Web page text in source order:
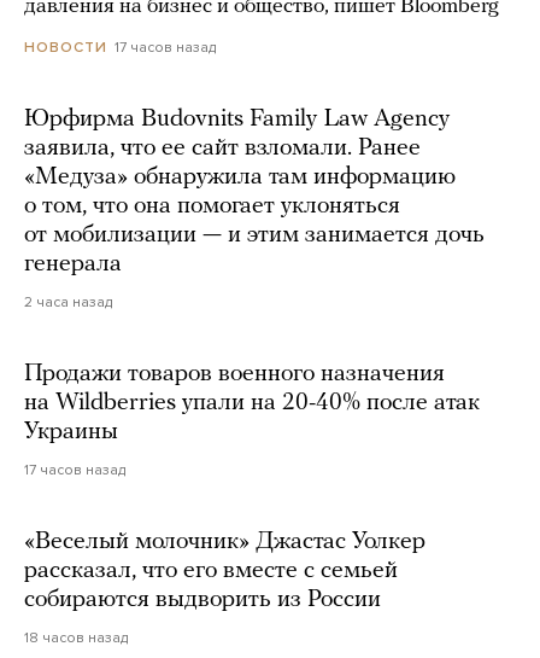
давления на бизнес и общество, пишет Bloomberg
НОВОСТИ 17 часов назад
Юрфирма Budovnits Family Law Agency
заявила, что ее сайт взломали. Ранее
«Медуза» обнаружила там информацию
о том, что она помогает уклоняться
от мобилизации — и этим занимается дочь
генерала
2 часа назад
Продажи товаров военного назначения
на Wildberries упали на 20-40% после атак
Украины
17 часов назад
«Веселый молочник» Джастас Уолкер
рассказал, что его вместе с семьей
собираются выдворить из России
18 часов назад